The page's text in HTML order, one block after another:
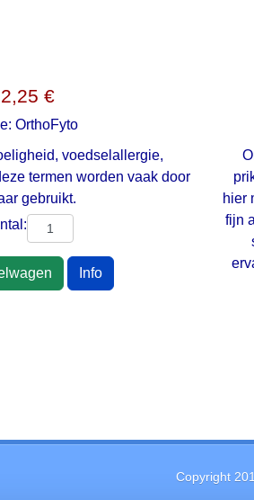
2,25 €
OrthoFyto
voedselallergie,
termen worden vaak door
gebruikt.
Info
hier
fijn
Copyright